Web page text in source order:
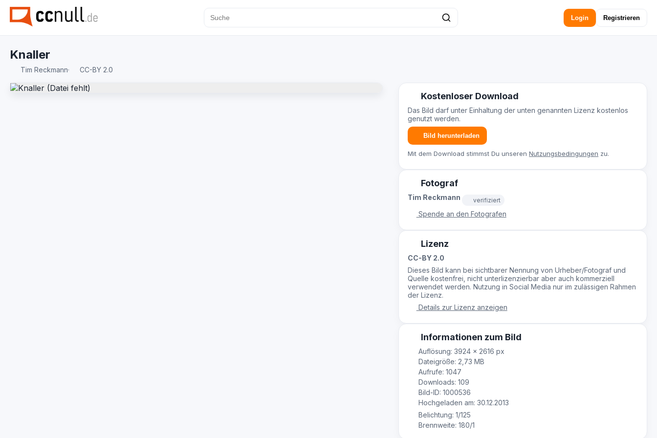
Login Registrieren
Knaller
Tim Reckmann· CC-BY 2.0
Kostenloser Download
Das Bild darf unter Einhaltung der unten genannten Lizenz kostenlos
genutzt werden.
Bild herunterladen
Mit dem Download stimmst Du unserenNutzungsbedingungen zu.
Fotograf
Tim Reckmann verifiziert
Spende an den Fotografen
Lizenz
CC-BY 2.0
Dieses Bild kann bei sichtbarer Nennung von Urheber/Fotograf und
Quelle kostenfrei, nicht unterlizenzierbar aber auch kommerziell
verwendet werden. Nutzung in Social Media nur im zulässigen Rahmen
der Lizenz.
Details zur Lizenz anzeigen
Informationen zum Bild
Auflösung: 3924 × 2616 px
Dateigröße: 2,73 MB
Aufrufe: 1047
Downloads: 109
Bild-ID: 1000536
Hochgeladen am: 30.12.2013
Belichtung: 1/125
Brennweite: 180/1